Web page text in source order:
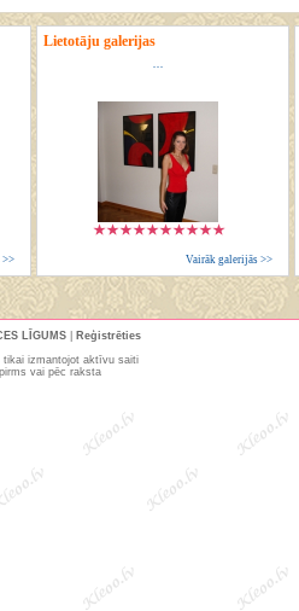
>>
Lietotāju galerijas
Vairāk galerijās >>
LĪGUMS
Reģistrēties
tikai izmantojot aktīvu saiti
vai pēc raksta